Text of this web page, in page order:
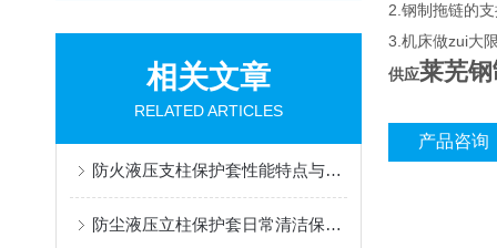
相关文章
RELATED ARTICLES
防火液压支柱保护套性能特点与阻燃防护应用
防尘液压立柱保护套日常清洁保养与更换规范
2.钢制拖链的
3.机床做zui大
供应莱芜
产品咨询